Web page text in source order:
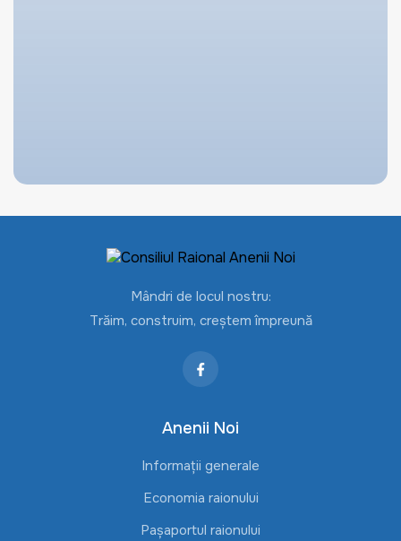
Mândri de locul nostru:
Trăim, construim, creștem împreună
Anenii Noi
Informații generale
Economia raionului
Pașaportul raionului